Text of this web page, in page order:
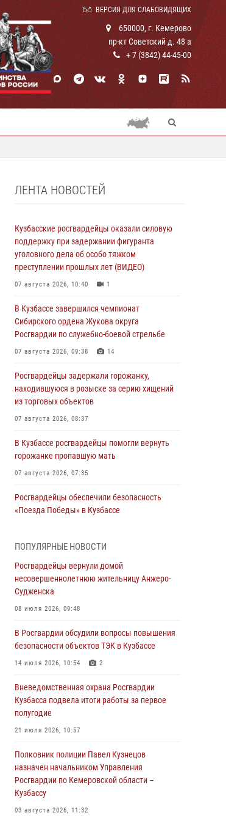
ВЕРСИЯ ДЛЯ СЛАБОВИДЯЩИХ
650000, г. Кемерово
пр-кт Советский д. 48 а
+ 7 (3842) 44-45-00
ЛЕНТА НОВОСТЕЙ
Кузбасские росгвардейцы оказали силовую
поддержку при задержании фигуранта
уголовного дела об особо тяжком
преступлении прошлых лет (ВИДЕО)
07 августа 2026, 10:40 1
В Кузбассе завершился чемпионат
Сибирского ордена Жукова округа
Росгвардии по служебно-боевой стрельбе
07 августа 2026, 09:38 14
Росгвардейцы задержали горожанку,
находившуюся в розыске за серию хищений
из торговых объектов
07 августа 2026, 08:37
В Кузбассе росгвардейцы помогли вернуть
горожанке пропавшую мать
07 августа 2026, 07:35
Росгвардейцы обеспечили безопасность
«Поезда Победы» в Кузбассе
Генерал-полковник Олег Плохой поздравил
специалистов организационно-штатных
подразделений Росгвардии с
профессиональным праздником
07 августа 2026, 05:32
С 1 сентября 2026 года вступает в силу новый
федеральный закон о частной охранной
Росгвардейцы задержали предполагаемого
виновника причинения ножевого ранения
Росгвардейцы задержали мужчину,
повредившего имущество горожанки
06 августа 2026, 08:17
ПОПУЛЯРНЫЕ НОВОСТИ
Росгвардейцы вернули домой
несовершеннолетнюю жительницу Анжеро-
Судженска
08 июля 2026, 09:48
В Росгвардии обсудили вопросы повышения
безопасности объектов ТЭК в Кузбассе
14 июля 2026, 10:54 2
Вневедомственная охрана Росгвардии
Кузбасса подвела итоги работы за первое
полугодие
21 июля 2026, 10:57
Полковник полиции Павел Кузнецов
назначен начальником Управления
Росгвардии по Кемеровской области –
Кузбассу
03 августа 2026, 11:32